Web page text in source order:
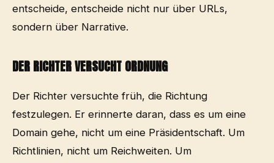
entscheide, entscheide nicht nur über URLs,
sondern über Narrative.
DER RICHTER VERSUCHT ORDNUNG
Der Richter versuchte früh, die Richtung
festzulegen. Er erinnerte daran, dass es um eine
Domain gehe, nicht um eine Präsidentschaft. Um
Richtlinien, nicht um Reichweiten. Um